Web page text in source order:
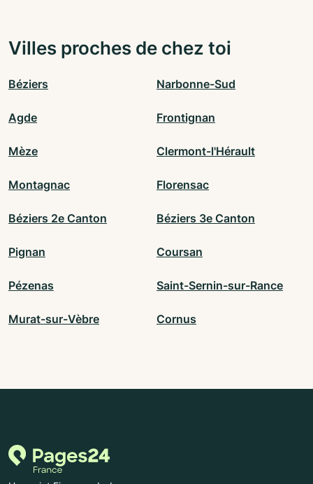
Villes proches de chez toi
Béziers Narbonne-Sud
Agde Frontignan
Mèze Clermont-l'Hérault
Montagnac Florensac
Béziers 2e Canton Béziers 3e Canton
Pignan Coursan
Pézenas Saint-Sernin-sur-Rance
Murat-sur-Vèbre Cornus